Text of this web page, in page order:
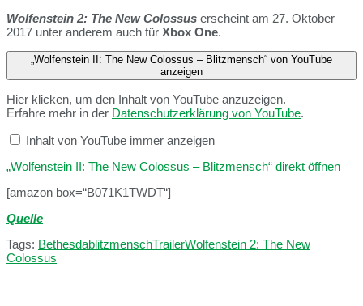
Wolfenstein 2: The New Colossus erscheint am 27. Oktober
2017 unter anderem auch für Xbox One.
„Wolfenstein II: The New Colossus – Blitzmensch“ von YouTube
anzeigen
Hier klicken, um den Inhalt von YouTube anzuzeigen.
Erfahre mehr in der Datenschutzerklärung von YouTube.
Inhalt von YouTube immer anzeigen
„Wolfenstein II: The New Colossus – Blitzmensch“ direkt öffnen
[amazon box=“B071K1TWDT“]
Quelle
Tags: BethesdablitzmenschTrailerWolfenstein 2: The New
Colossus